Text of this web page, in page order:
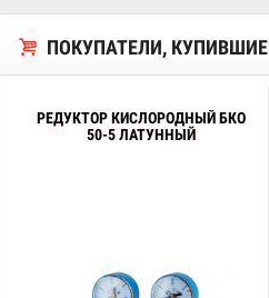
ПОКУПАТЕЛИ, КУПИВШИЕ
РЕДУКТОР КИСЛОРОДНЫЙ БКО
50-5 ЛАТУННЫЙ